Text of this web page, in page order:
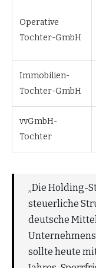
Operative
Tochter-GmbH
Immobilien-
Tochter-GmbH
vvGmbH-
Tochter
„Die Holding-
steuerliche
deutsche
sollte heute